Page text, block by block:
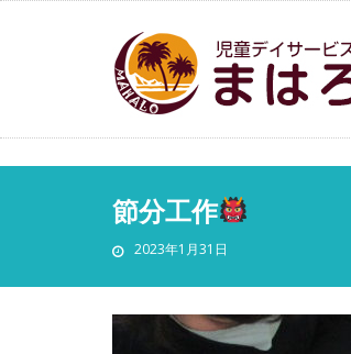
節分工作
2023年1月31日